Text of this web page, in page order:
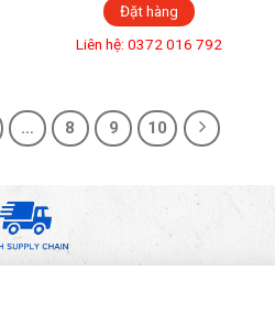
Đặt hàng
Liên hệ: 0372 016 792
… 8 9 10